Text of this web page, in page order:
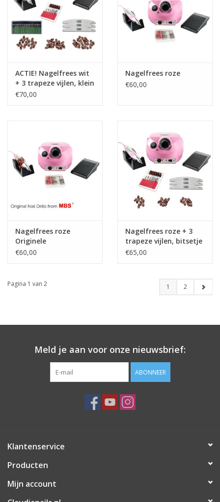
ACTIE! Nagelfrees wit
+ 3 trapeze vijlen, klein
bitsets, Freesset 30-
€70,00
Nagelfrees roze
€60,00
Nagelfrees roze
Originele
€60,00
Nagelfrees roze + 3
trapeze vijlen, bitsetje
en 30 schuurrolletjes
€65,00
Pagina 1 van 2 1 2
Meld je aan voor onze nieuwsbrief:
ABONNEER
Klantenservice
Producten
Mijn account